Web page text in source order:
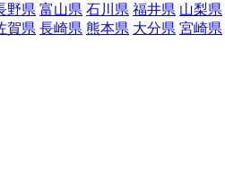
野県 富山県 石川県 福井県 山梨県
賀県 長崎県 熊本県 大分県 宮崎県